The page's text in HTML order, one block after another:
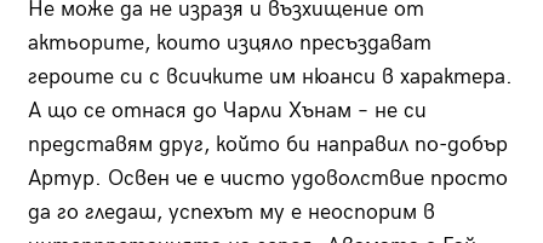
Не може да не изразя и възхищение от
актьорите, които изцяло пресъздават
героите си с всичките им нюанси в характера.
А що се отнася до Чарли Хънам – не си
представям друг, който би направил по-добър
Артур. Освен че е чисто удоволствие просто
да го гледаш, успехът му е неоспорим в